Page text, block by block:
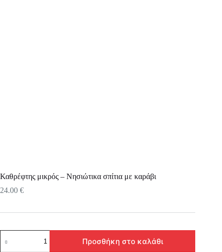
Καθρέφτης μικρός – Νησιώτικα σπίτια με καράβι
24.00 €
μικρός
Προσθήκη στο καλάθι